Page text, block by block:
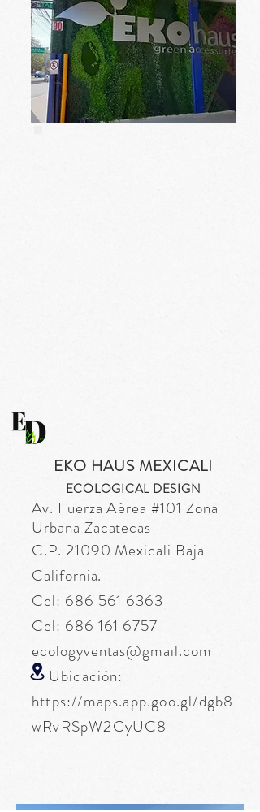
EKO HAUS MEXICALI
ECOLOGICAL DESIGN
Av. FuerzaAérea #101 Zona
Urbana Zacatecas
C.P. 21090 Mexicali Baja
California.
Cel: 686 561 6363
Cel: 686 161 6757
ecologyventas@gmail.com
Ubicación:
https://maps.app.goo.gl/dgb8
wRvRSpW2CyUC8